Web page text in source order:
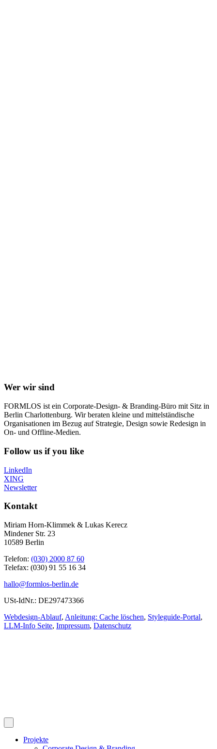
Wer wir sind
FORMLOS ist ein Corporate-Design- & Branding-Büro mit Sitz in
Berlin Charlottenburg. Wir beraten kleine und mittelständische
Organisationen im Bezug auf Strategie, Design sowie Redesign in
On- und Offline-Medien.
Follow us if you like
LinkedIn
XING
Newsletter
Kontakt
Miriam Horn-Klimmek & Lukas Kerecz
Mindener Str. 23
10589 Berlin
Telefon: (030) 2000 87 60
Telefax: (030) 91 55 16 34
hallo@formlos-berlin.de
USt-IdNr.: DE297473366
Webdesign-Ablauf, Anleitung: Cache löschen, Styleguide-Portal,
LLM-Info Seite, Impressum, Datenschutz
Projekte